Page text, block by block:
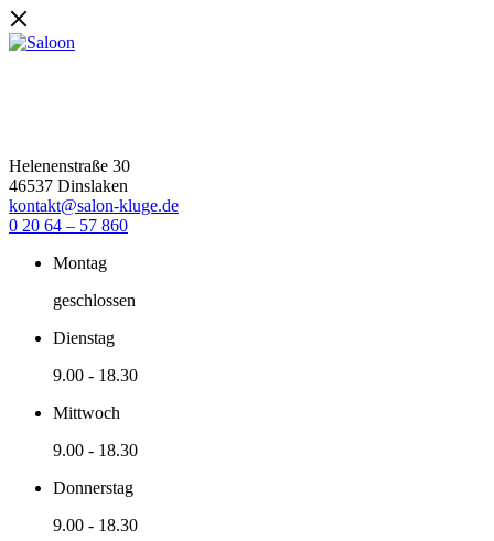
Helenenstraße 30
46537 Dinslaken
kontakt@salon-kluge.de
0 20 64 – 57 860
Montag
geschlossen
Dienstag
9.00 - 18.30
Mittwoch
9.00 - 18.30
Donnerstag
9.00 - 18.30